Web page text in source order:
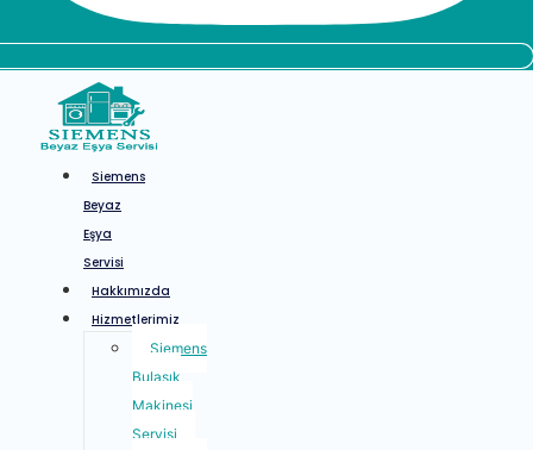
Siemens
Beyaz
Eşya
Servisi
Hakkımızda
Hizmetlerimiz
Siemens
Bulaşık
Makinesi
Servisi